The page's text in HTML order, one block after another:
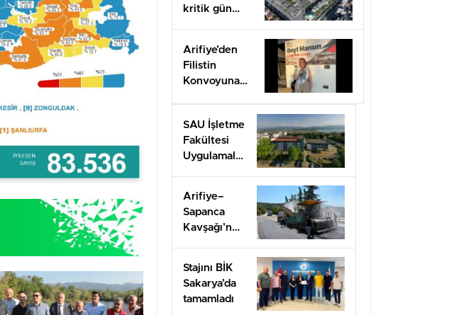
kritik gün
olan 17
Ağustos
Arifiye’den
Filistin
Konvoyuna
SAU İşletme
Fakültesi
Uygulamalı
Hazırlıyor
Arifiye–
Sapanca
Kavşağı’nda
çalışması
Stajını BİK
Sakarya’da
tamamladı